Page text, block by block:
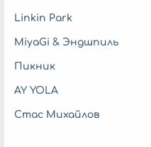
Linkin Park
MiyaGi & Эндшпиль
Пикник
AY YOLA
Стас Михайлов